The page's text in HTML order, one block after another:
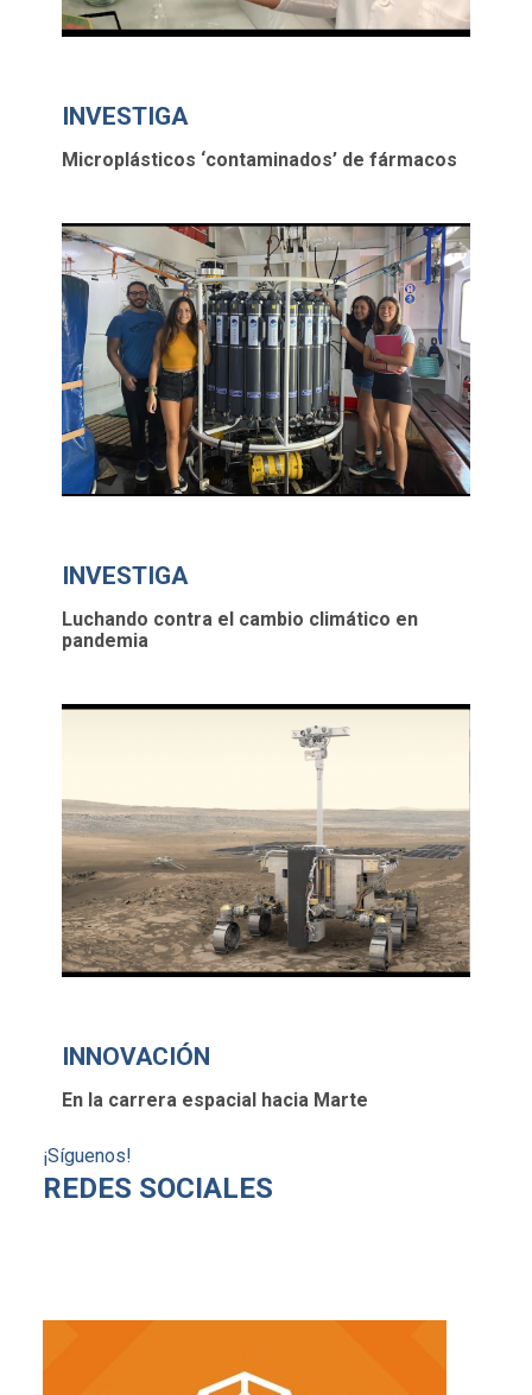
INVESTIGA
Microplásticos ‘contaminados’ de fármacos
INVESTIGA
Luchando contra el cambio climático en
pandemia
INNOVACIÓN
En la carrera espacial hacia Marte
¡Síguenos!
REDES SOCIALES